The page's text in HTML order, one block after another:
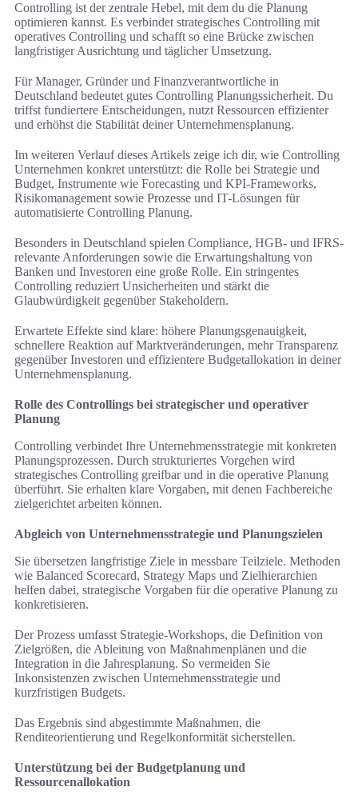
Controlling ist der zentrale Hebel, mit dem du die Planung
optimieren kannst. Es verbindet strategisches Controlling mit
operatives Controlling und schafft so eine Brücke zwischen
langfristiger Ausrichtung und täglicher Umsetzung.
Für Manager, Gründer und Finanzverantwortliche in
Deutschland bedeutet gutes Controlling Planungssicherheit. Du
triffst fundiertere Entscheidungen, nutzt Ressourcen effizienter
und erhöhst die Stabilität deiner Unternehmensplanung.
Im weiteren Verlauf dieses Artikels zeige ich dir, wie Controlling
Unternehmen konkret unterstützt: die Rolle bei Strategie und
Budget, Instrumente wie Forecasting und KPI-Frameworks,
Risikomanagement sowie Prozesse und IT-Lösungen für
automatisierte Controlling Planung.
Besonders in Deutschland spielen Compliance, HGB- und IFRS-
relevante Anforderungen sowie die Erwartungshaltung von
Banken und Investoren eine große Rolle. Ein stringentes
Controlling reduziert Unsicherheiten und stärkt die
Glaubwürdigkeit gegenüber Stakeholdern.
Erwartete Effekte sind klare: höhere Planungsgenauigkeit,
schnellere Reaktion auf Marktveränderungen, mehr Transparenz
gegenüber Investoren und effizientere Budgetallokation in deiner
Unternehmensplanung.
Rolle des Controllings bei strategischer und operativer
Planung
Controlling verbindet Ihre Unternehmensstrategie mit konkreten
Planungsprozessen. Durch strukturiertes Vorgehen wird
strategisches Controlling greifbar und in die operative Planung
überführt. Sie erhalten klare Vorgaben, mit denen Fachbereiche
zielgerichtet arbeiten können.
Abgleich von Unternehmensstrategie und Planungszielen
Sie übersetzen langfristige Ziele in messbare Teilziele. Methoden
wie Balanced Scorecard, Strategy Maps und Zielhierarchien
helfen dabei, strategische Vorgaben für die operative Planung zu
konkretisieren.
Der Prozess umfasst Strategie-Workshops, die Definition von
Zielgrößen, die Ableitung von Maßnahmenplänen und die
Integration in die Jahresplanung. So vermeiden Sie
Inkonsistenzen zwischen Unternehmensstrategie und
kurzfristigen Budgets.
Das Ergebnis sind abgestimmte Maßnahmen, die
Renditeorientierung und Regelkonformität sicherstellen.
Unterstützung bei der Budgetplanung und
Ressourcenallokation